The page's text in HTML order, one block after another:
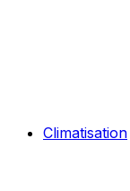
Climatisation